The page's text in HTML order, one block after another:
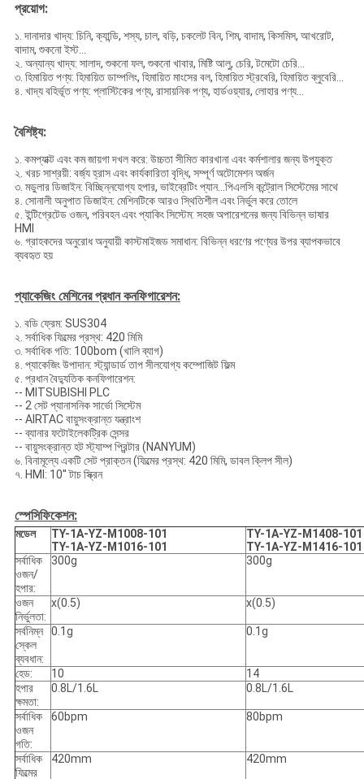
প্রয়োগ:
১. দানাদার খাদ্য: চিনি, ক্যান্ডি, শস্য, চাল, বড়ি, চকলেট বিন, শিম, বাদাম, কিসমিস, আখরোট,
বাদাম, শুকনো ইস্ট...
২. অন্যান্য খাদ্য: সালাদ, শুকনো ফল, শুকনো খাবার, মিষ্টি আলু, চেরি, টমেটো চেরি...
৩. হিমায়িত পণ্য: হিমায়িত ডাম্পলিং, হিমায়িত মাংসের বল, হিমায়িত স্ট্রবেরি, হিমায়িত ব্লুবেরি...
৪. খাদ্য বহির্ভূত পণ্য: প্লাস্টিকের পণ্য, রাসায়নিক পণ্য, হার্ডওয়্যার, লোহার পণ্য...
বৈশিষ্ট্য:
১. কমপ্যাক্ট এবং কম জায়গা দখল করে: উচ্চতা সীমিত কারখানা এবং কর্মশালার জন্য উপযুক্ত
২. খরচ সাশ্রয়ী: বর্জ্য হ্রাস এবং কার্যকারিতা বৃদ্ধি, সম্পূর্ণ অটোমেশন অর্জন
৩. মডুলার ডিজাইন: বিচ্ছিন্নযোগ্য হপার, ভাইব্রেটিং প্যান...পিএলসি কন্ট্রোল সিস্টেমের সাথে
৪. সোনালী অনুপাত ডিজাইন: মেশিনটিকে আরও স্থিতিশীল এবং নির্ভুল করে তোলে
৫. ইন্টিগ্রেটেড ওজন, পরিবহন এবং প্যাকিং সিস্টেম: সহজ অপারেশনের জন্য বিভিন্ন ভাষার
HMI
৬. গ্রাহকদের অনুরোধ অনুযায়ী কাস্টমাইজড সমাধান: বিভিন্ন ধরণের পণ্যের উপর ব্যাপকভাবে
ব্যবহৃত হয়
প্যাকেজিং মেশিনের প্রধান কনফিগারেশন:
১. বডি ফ্রেম: SUS304
২. সর্বাধিক ফিল্মের প্রস্থ: 420 মিমি
৩. সর্বাধিক গতি: 100bom (খালি ব্যাগ)
৪. প্যাকেজিং উপাদান: স্ট্যান্ডার্ড তাপ সীলযোগ্য কম্পোজিট ফিল্ম
৫. প্রধান বৈদ্যুতিক কনফিগারেশন:
-- MITSUBISHI PLC
-- 2 সেট প্যানাসনিক সার্ভো সিস্টেম
-- AIRTAC বায়ুসংক্রান্ত যন্ত্রাংশ
-- ব্যানার ফটোইলেকট্রিক সেন্সর
-- বায়ুসংক্রান্ত হট স্ট্যাম্প প্রিন্টার (NANYUM)
৬. বিনামূল্যে একটি সেট প্রাক্তন (ফিল্মের প্রস্থ: 420 মিমি, ডাবল ক্লিপ সীল)
৭. HMI: 10'' টাচ স্ক্রিন
স্পেসিফিকেশন:
মডেল
TY-1A-YZ-M1008-101
TY-1A-YZ-M1016-101
TY-1A-YZ-M1408-101
TY-1A-YZ-M1416-101
সর্বাধিক
ওজন/
হপার:
300g 300g
ওজন
নির্ভুলতা:
x(0.5) x(0.5)
সর্বনিম্ন
স্কেল
ব্যবধান:
0.1g 0.1g
হেড: 10
14
হপার
ক্ষমতা:
0.8L/1.6L 0.8L/1.6L
সর্বাধিক
ওজন
গতি:
60bpm 80bpm
সর্বাধিক
ফিল্মের
420mm 420mm